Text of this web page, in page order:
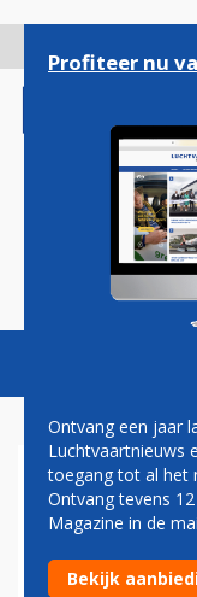
gaan
Magazine
Profiteer nu
Ontvang een jaar
Luchtvaartnieuws
toegang tot al het
Ontvang tevens
Magazine in de
Bekijk